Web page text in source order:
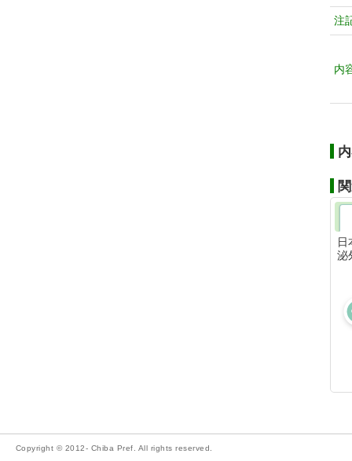
注
内
泌
Copyright © 2012- Chiba Pref. All rights reserved.